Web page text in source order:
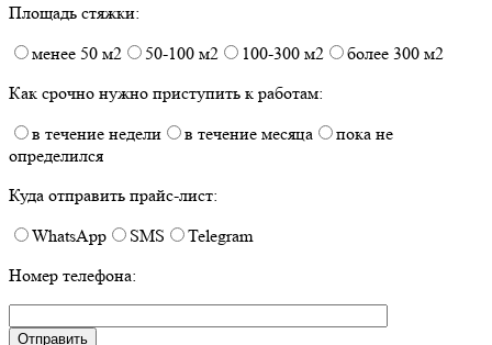
Площадь стяжки:
менее 50 м2
50-100 м2 100-300 м2
более 300 м2
Как срочно нужно приступить к работам:
в течение недели
в течение месяца
пока не
определился
Куда отправить прайс-лист:
WhatsApp
SMS
Telegram
Номер телефона: